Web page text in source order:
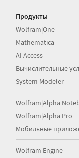
Продукты
Wolfram|One
Mathematica
AI Access
Вычислительные
System Modeler
Wolfram|Alpha
Wolfram|Alpha Pro
Мобильные
Wolfram Engine